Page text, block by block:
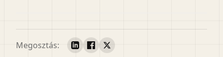
Megosztás: